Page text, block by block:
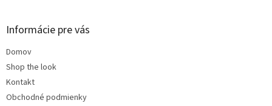
Informácie pre vás
Domov
Shop the look
Kontakt
Obchodné podmienky